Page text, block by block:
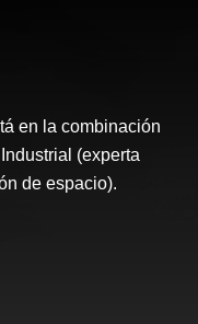
en la combinación
(experta
de espacio).